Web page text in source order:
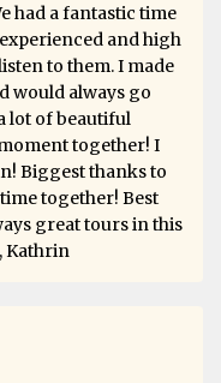
had a fantastic time
and high
to them. I made
would always go
lot of beautiful
together! I
Biggest thanks to
together! Best
great tours in this
Kathrin